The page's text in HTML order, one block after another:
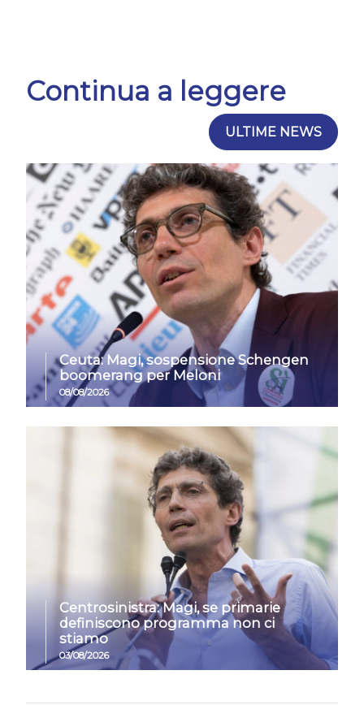
Continua a leggere
ULTIME NEWS
Ceuta: Magi, sospensione Schengen
boomerang per Meloni
08/08/2026
Centrosinistra: Magi, se primarie
definiscono programma non ci
stiamo
03/08/2026